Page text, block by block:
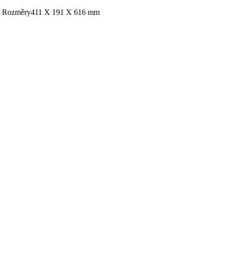
Rozměry411 X 191 X 616 mm